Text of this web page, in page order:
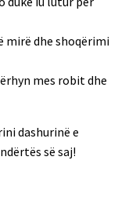
mirë dhe shoqërimi
mes robit dhe
dashurinë e
së saj!